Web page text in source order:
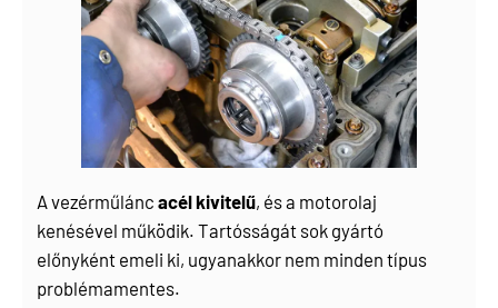
A vezérműláncacél kivitelű, és a motorolaj
kenésével működik. Tartósságát sok gyártó
előnyként emeli ki, ugyanakkor nem minden típus
problémamentes.